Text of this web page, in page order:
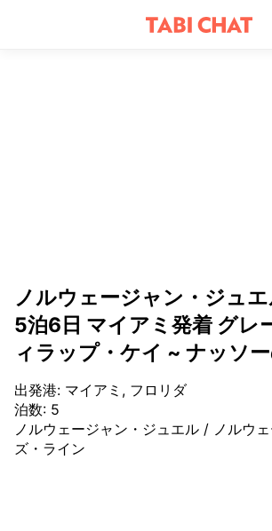
ノルウェージャン・ジュ
5泊6日 マイアミ発着 グレ
ィラップ・ケイ ~ ナッソ
出発港: マイアミ, フロリダ
泊数: 5
ノルウェージャン・ジュエル / ノルウ
ズ・ライン